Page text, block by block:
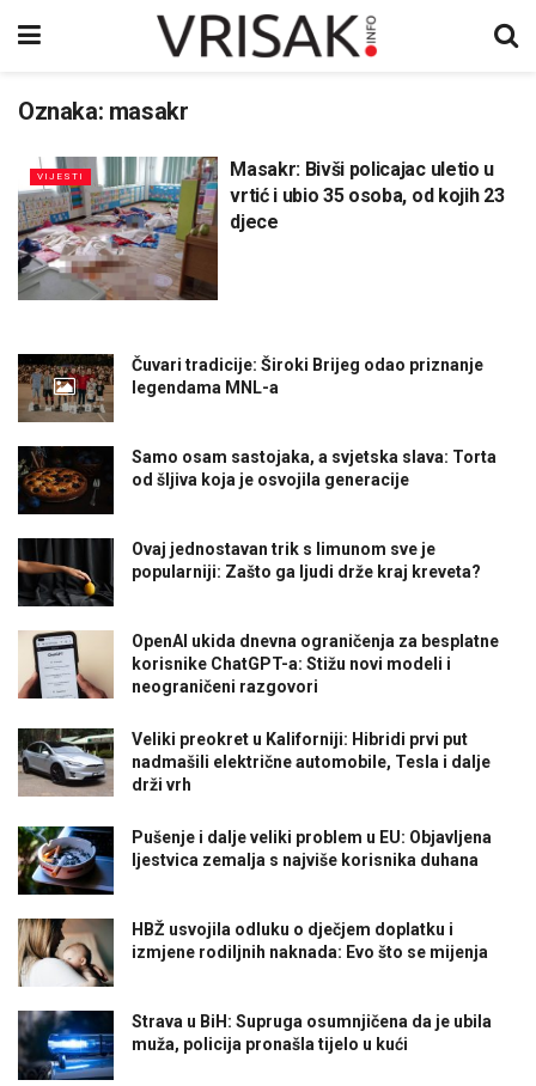
Oznaka: masakr
VIJESTI
Masakr: Bivši policajac uletio u
vrtić i ubio 35 osoba, od kojih 23
djece
Čuvari tradicije: Široki Brijeg odao priznanje
legendama MNL-a
Samo osam sastojaka, a svjetska slava: Torta
od šljiva koja je osvojila generacije
Ovaj jednostavan trik s limunom sve je
popularniji: Zašto ga ljudi drže kraj kreveta?
OpenAI ukida dnevna ograničenja za besplatne
korisnike ChatGPT-a: Stižu novi modeli i
neograničeni razgovori
Veliki preokret u Kaliforniji: Hibridi prvi put
nadmašili električne automobile, Tesla i dalje
drži vrh
Pušenje i dalje veliki problem u EU: Objavljena
ljestvica zemalja s najviše korisnika duhana
HBŽ usvojila odluku o dječjem doplatku i
izmjene rodiljnih naknada: Evo što se mijenja
Strava u BiH: Supruga osumnjičena da je ubila
muža, policija pronašla tijelo u kući